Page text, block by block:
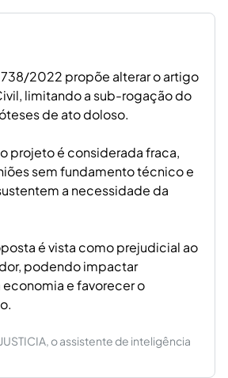
2022 propõe alterar o artigo
limitando a sub-rogação do
de ato doloso.
projeto é considerada fraca,
sem fundamento técnico e
a necessidade da
é vista como prejudicial ao
podendo impactar
e favorecer o
o assistente de inteligência